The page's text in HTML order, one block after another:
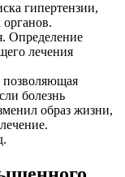
гипертензии,
Определение
лечения
болезнь
образ жизни,